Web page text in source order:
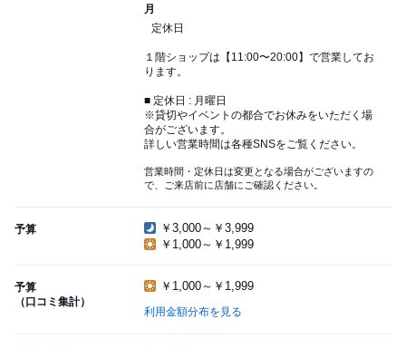
月
定休日
１階ショップは【11:00〜20:00】で営業してお
ります。
■ 定休日 : 月曜日
※貸切やイベントの都合でお休みをいただく場
合がございます。
詳しい営業時間は各種SNSをご覧ください。
営業時間・定休日は変更となる場合がございますの
で、ご来店前に店舗にご確認ください。
予算
￥3,000～￥3,999
￥1,000～￥1,999
予算
（口コミ集計）
￥1,000～￥1,999
利用金額分布を見る